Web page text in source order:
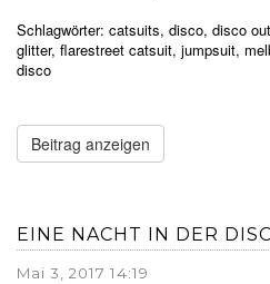
Schlagwörter: catsuits, disco, disco
glitter, flarestreet catsuit, jumpsuit,
disco
Beitrag anzeigen
EINE NACHT IN DER
Mai 3, 2017 14:19